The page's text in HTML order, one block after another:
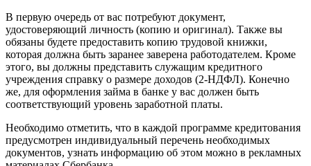
В первую очередь от вас потребуют документ,
удостоверяющий личность (копию и оригинал). Также вы
обязаны будете предоставить копию трудовой книжки,
которая должна быть заранее заверена работодателем. Кроме
этого, вы должны представить служащим кредитного
учреждения справку о размере доходов (2-НДФЛ). Конечно
же, для оформления займа в банке у вас должен быть
соответствующий уровень заработной платы.
Необходимо отметить, что в каждой программе кредитования
предусмотрен индивидуальный перечень необходимых
документов, узнать информацию об этом можно в рекламных